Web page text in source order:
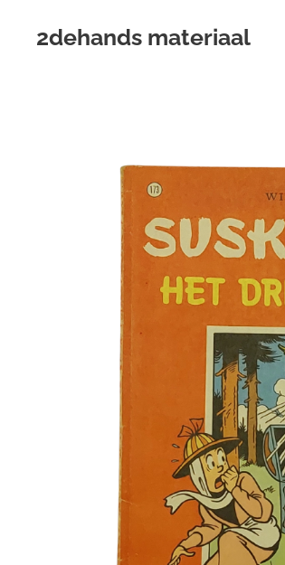
2dehands materiaal